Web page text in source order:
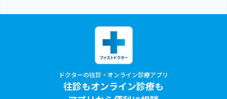
ドクターの往診・オンライン診療アプリ
往診もオンライン診療も